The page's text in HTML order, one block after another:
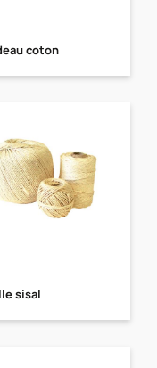
coton
sisal